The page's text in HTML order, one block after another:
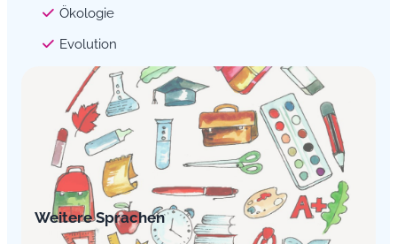
Ökologie
Evolution
Weitere Sprachen